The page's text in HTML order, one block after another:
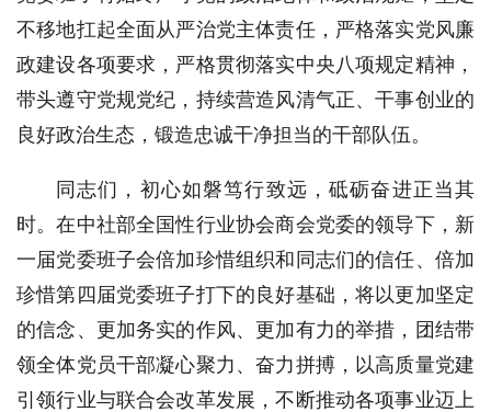
不移地扛起全面从严治党主体责任，严格落实党风廉
政建设各项要求，严格贯彻落实中央八项规定精神，
带头遵守党规党纪，持续营造风清气正、干事创业的
良好政治生态，锻造忠诚干净担当的干部队伍。
同志们，初心如磐笃行致远，砥砺奋进正当其
时。在中社部全国性行业协会商会党委的领导下，新
一届党委班子会倍加珍惜组织和同志们的信任、倍加
珍惜第四届党委班子打下的良好基础，将以更加坚定
的信念、更加务实的作风、更加有力的举措，团结带
领全体党员干部凝心聚力、奋力拼搏，以高质量党建
引领行业与联合会改革发展，不断推动各项事业迈上